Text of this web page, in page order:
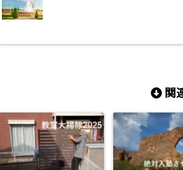
関